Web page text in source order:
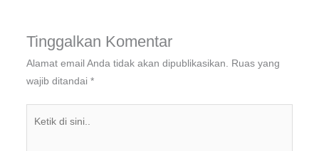
Tinggalkan Komentar
Alamat email Anda tidak akan dipublikasikan.
Ruas yang
wajib ditandai *